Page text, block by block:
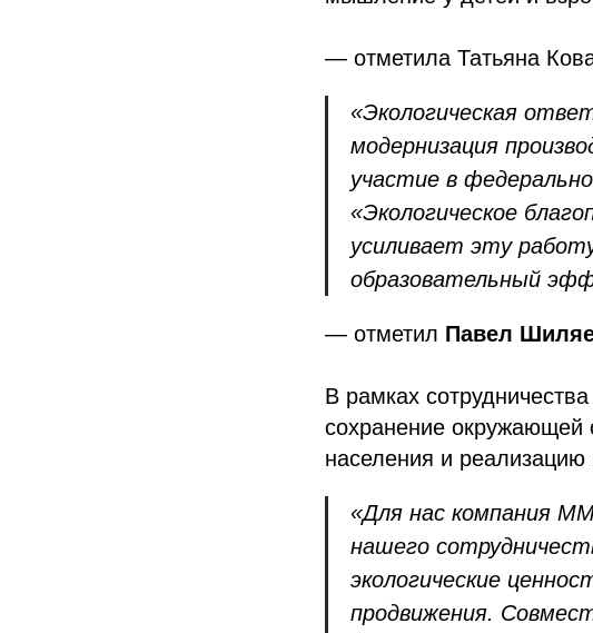
— отметила Татьяна
«Экологическая
модернизация
участие в
«Экологическое
усиливает эту
образовательный
— отметил Павел
В рамках
сохранение окружающей
населения и
«Для нас компания
нашего
экологические
продвижения.